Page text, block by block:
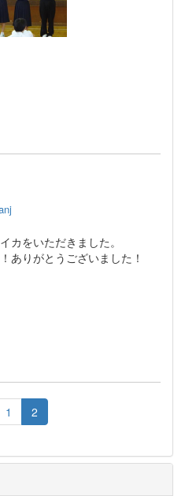
カをいただきました。
ありがとうございました！
1 2